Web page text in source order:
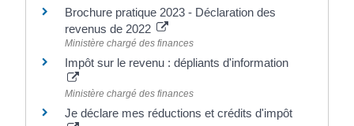
Brochure pratique 2023 - Déclaration des
revenus de 2022
Ministère chargé des finances
Impôt sur le revenu : dépliants d'information
Ministère chargé des finances
Je déclare mes réductions et crédits d'impôt